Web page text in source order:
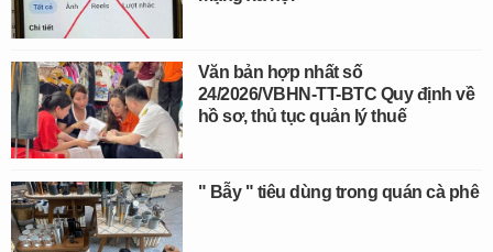
Văn bản hợp nhất số
24/2026/VBHN-TT-BTC Quy định về
hồ sơ, thủ tục quản lý thuế
" Bẫy " tiêu dùng trong quán cà phê